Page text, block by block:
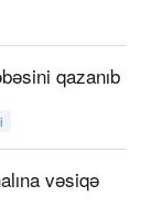
qazanıb
vəsiqə